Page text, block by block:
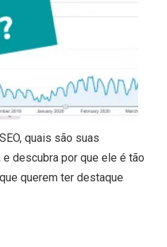
quais são suas
descubra por que ele é tão
querem ter destaque